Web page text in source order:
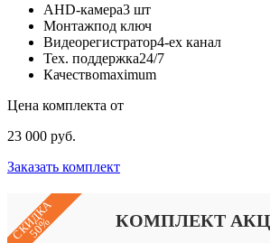
AHD-камера3 шт
Монтажпод ключ
Видеорегистратор4-ех канал
Тех. поддержка24/7
Качествоmaximum
Цена комплекта от
23 000 руб.
Заказать комплект
СКИДКА
50% КОМПЛЕКТ